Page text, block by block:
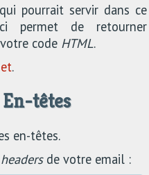
pourrait servir dans ce
permet de retourner
code HTML.
.
têtes
en-têtes.
headersde votre email :